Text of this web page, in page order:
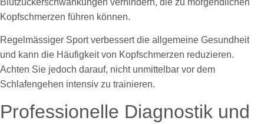
Kopfschmerzen führen können.
Regelmässiger Sport verbessert die allgemeine Gesundheit
und kann die Häufigkeit von Kopfschmerzen reduzieren.
Achten Sie jedoch darauf, nicht unmittelbar vor dem
Schlafengehen intensiv zu trainieren.
Professionelle Diagnostik und